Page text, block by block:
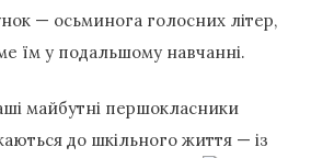
— осьминога голосних літер,
їм у подальшому навчанні.
майбутні першокласники
до шкільного життя — із